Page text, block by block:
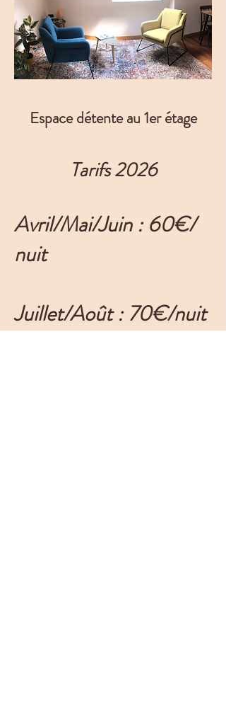
Espace détente au 1er étage
Tarifs 2026
Avril/Mai/Juin : 60€/
nuit
Juillet/Août : 70€/nuit